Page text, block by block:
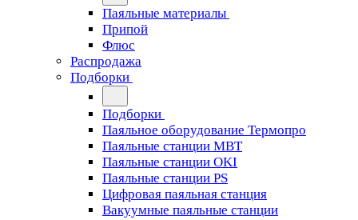
Паяльные материалы
Припой
Флюс
Распродажа
Подборки
Подборки
Паяльное оборудование Термопро
Паяльные станции MBT
Паяльные станции OKI
Паяльные станции PS
Цифровая паяльная станция
Вакуумные паяльные станции